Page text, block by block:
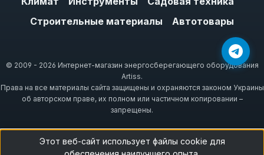
Строительные материалы
Автотовары
© 2009 - 2026 Интернет-магазин энергосберегающего оборудования
Artiss.
Права на все материалы сайта защищены и охраняются законом Украины
об авторском праве, их полном или частичном копировании –
запрещены.
Этот веб-сайт использует файлы cookie для